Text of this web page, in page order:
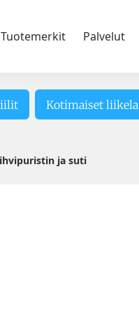
Tuotemerkit Palvelut
Kotimaiset
ja suti